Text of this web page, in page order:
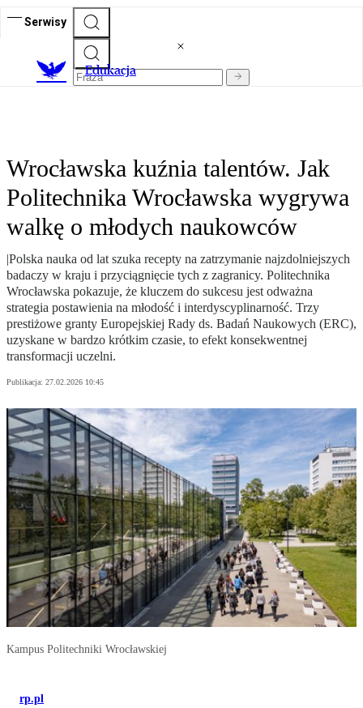
Serwisy
Edukacja
Wrocławska kuźnia talentów. Jak
Politechnika Wrocławska wygrywa
walkę o młodych naukowców
|Polska nauka od lat szuka recepty na zatrzymanie najzdolniejszych
badaczy w kraju i przyciągnięcie tych z zagranicy. Politechnika
Wrocławska pokazuje, że kluczem do sukcesu jest odważna
strategia postawienia na młodość i interdyscyplinarność. Trzy
prestiżowe granty Europejskiej Rady ds. Badań Naukowych (ERC),
uzyskane w bardzo krótkim czasie, to efekt konsekwentnej
transformacji uczelni.
Publikacja: 27.02.2026 10:45
Kampus Politechniki Wrocławskiej
rp.pl